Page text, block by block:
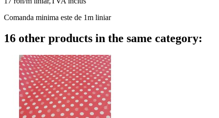
Comanda minima este de 1m liniar
16 other products in the same category: